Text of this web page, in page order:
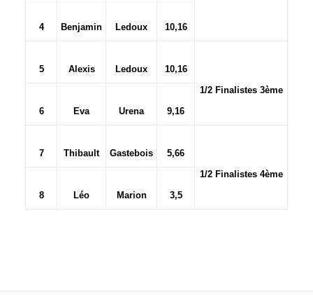
4 Benjamin Ledoux 10,16
5 Alexis Ledoux
10,16
1/2 Finalistes 3ème
6
Eva Urena 9,16
7 Thibault Gastebois
5,66
1/2 Finalistes 4ème
8
Léo Marion 3,5